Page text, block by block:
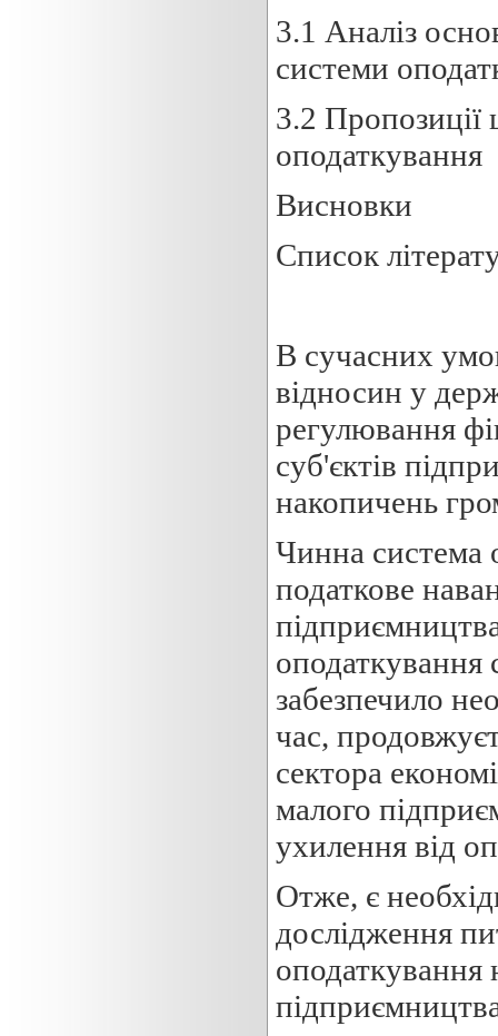
3.1 Аналіз
системи
3.2
оподаткування
Висновки
Список
В сучасних
відносин у
регулювання
суб'єктів
накопичень
Чинна система
податкове
оподаткування
забезпечило
час,
сектора
малого
ухилення від
Отже, є
дослідження
оподаткування